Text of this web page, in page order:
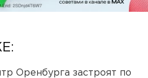
Оренбурга застроят по